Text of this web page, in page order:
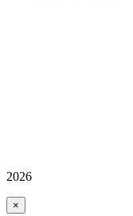
2026
×